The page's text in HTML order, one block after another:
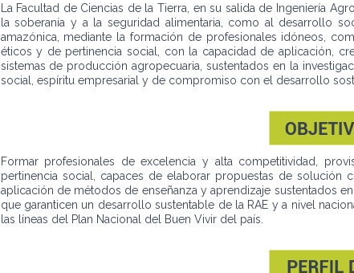
La Facultad de Ciencias de la Tierra, en su salida de Ingeniería
la soberanía y a la seguridad alimentaria, como al desarrollo
amazónica, mediante la formación de profesionales idóneos,
éticos y de pertinencia social, con la capacidad de aplicación,
sistemas de producción agropecuaria, sustentados en la
social, espíritu empresarial y de compromiso con el desarrollo
Formar profesionales de excelencia y alta competitividad,
pertinencia social, capaces de elaborar propuestas de solución
aplicación de métodos de enseñanza y aprendizaje sustentados
que garanticen un desarrollo sustentable de la RAE y a nivel
las líneas del Plan Nacional del Buen Vivir del país.